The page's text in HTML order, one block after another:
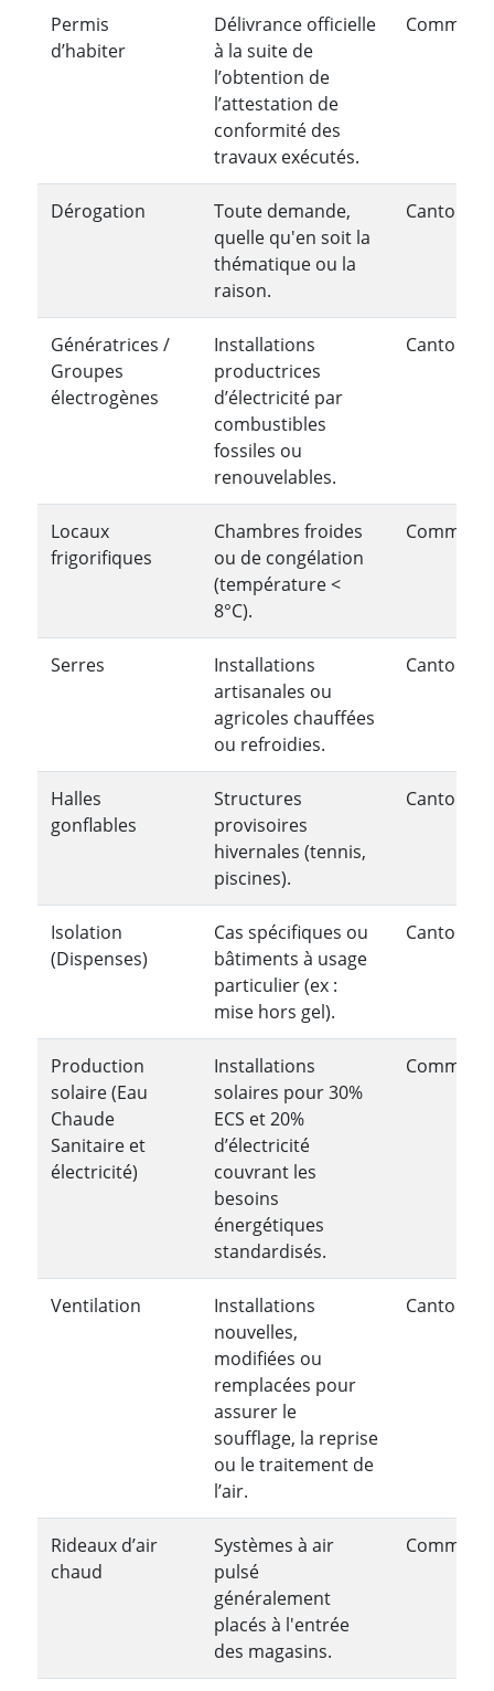
Permis
d’habiter
Délivrance officielle
à la suite de
l’obtention de
l’attestation de
conformité des
travaux exécutés.
Dérogation
Toute demande,
quelle qu'en soit la
thématique ou la
raison.
Cantonale
Génératrices /
Groupes
électrogènes
Installations
productrices
d’électricité par
combustibles
fossiles ou
renouvelables.
Cantonale
Locaux
frigorifiques
Chambres froides
ou de congélation
(température <
8°C).
Serres
Installations
artisanales ou
agricoles chauffées
ou refroidies.
Cantonale
Halles
gonflables
Structures
provisoires
hivernales (tennis,
piscines).
Cantonale
Isolation
(Dispenses)
Cas spécifiques ou
bâtiments à usage
particulier (ex :
mise hors gel).
Cantonale
Production
solaire (Eau
Chaude
Sanitaire et
électricité)
Installations
solaires pour 30%
ECS et 20%
d’électricité
couvrant les
besoins
énergétiques
standardisés.
Ventilation
Installations
nouvelles,
modifiées ou
remplacées pour
assurer le
soufflage, la reprise
ou le traitement de
l’air.
Cantonale
Rideaux d’air
chaud
Systèmes à air
pulsé
généralement
placés à l'entrée
des magasins.